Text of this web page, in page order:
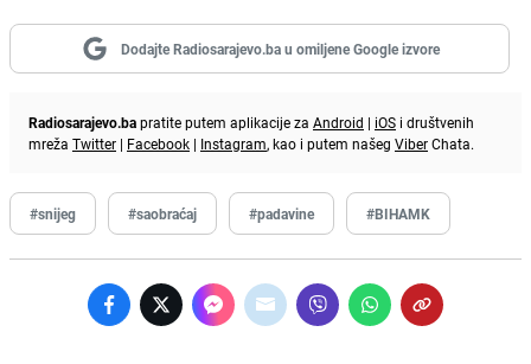
Dodajte Radiosarajevo.ba u omiljene Google izvore
Radiosarajevo.bapratite putem aplikacije za Android | iOS i društvenih
mreža Twitter | Facebook | Instagram, kao i putem našeg ViberChata.
#snijeg #saobraćaj #padavine #BIHAMK